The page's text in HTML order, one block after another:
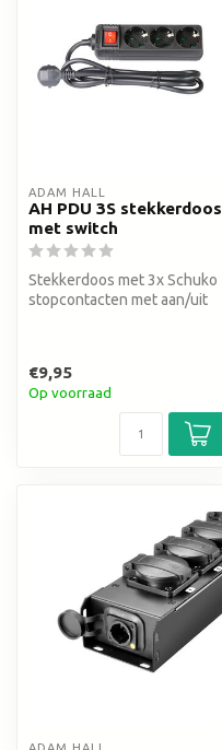
ADAM HALL
AH PDU 3S stekkerdoos
met switch
Stekkerdoos met 3x Schuko
stopcontacten met aan/uit
€9,95
Op voorraad